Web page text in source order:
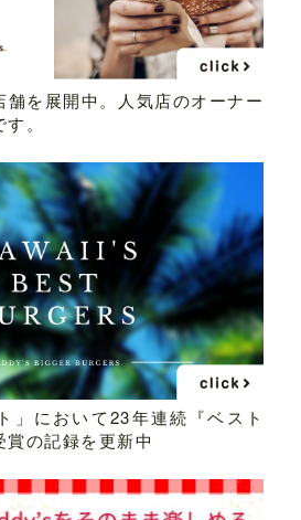
舗を展開中。人気店のオーナー
。
」において23年連続『ベスト
の記録を更新中